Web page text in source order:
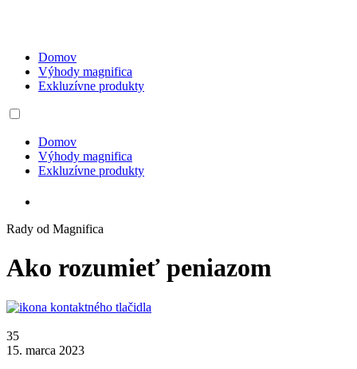
Domov
Výhody magnifica
Exkluzívne produkty
Domov
Výhody magnifica
Exkluzívne produkty
Rady od Magnifica
Ako rozumieť peniazom
35
15. marca 2023